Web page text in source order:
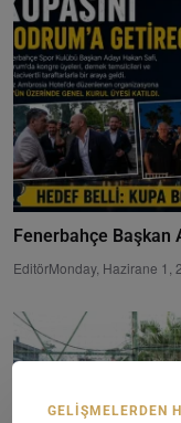
Fenerbahçe Başkan
EditörMonday, Hazirane 1,
GELIŞMELERDEN